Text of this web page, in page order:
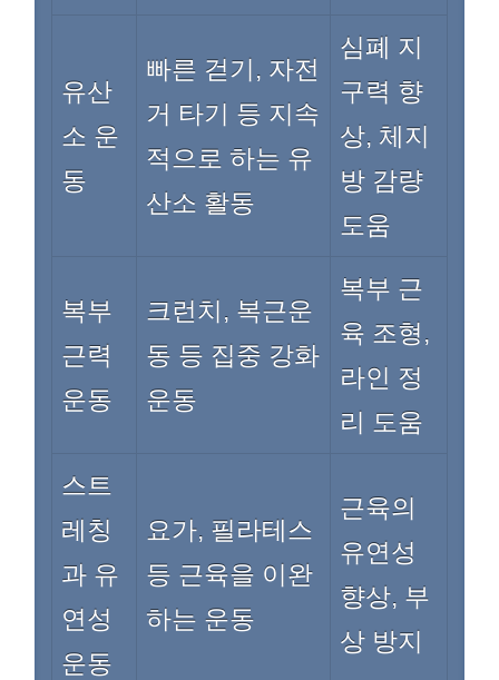
유산
소 운
동
빠른 걷기, 자전
거 타기 등 지속
적으로 하는 유
산소 활동
심폐 지
구력 향
상, 체지
방 감량
도움
복부
근력
운동
크런치, 복근운
동 등 집중 강화
운동
복부 근
육 조형,
라인 정
리 도움
스트
레칭
과 유
연성
운동
요가, 필라테스
등 근육을 이완
하는 운동
근육의
유연성
향상, 부
상 방지